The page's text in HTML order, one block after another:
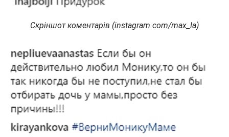
Скріншот коментарів (instagram.com/max_la)